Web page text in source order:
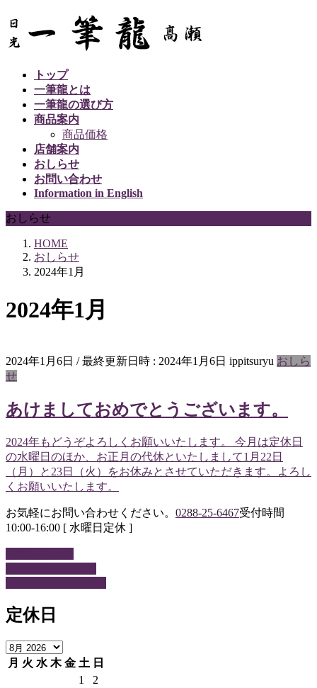
コ
ン
テ
ナ
ビ
ゲ
トップ
一筆龍とは
一筆龍の選び方
商品案内
商品価格
店舗案内
おしらせ
お問い合わせ
Information in English
おしらせ
HOME
おしらせ
2024年1月
2024年1月
2024年1月6日 / 最終更新日時 : 2024年1月6日 ippitsuryu おしら
せ
あけましておめでとうございます。
2024年もどうぞよろしくお願いいたします。 今月は定休日
の水曜日のほか、お正月の代休といたしまして1月22日
（月）と23日（火）をお休みとさせていただきます。よろし
くお願いいたします。
お気軽にお問い合わせください。 0288-25-6467受付時間
10:00-16:00 [ 水曜日定休 ]
定休日
月 火 水 木 金 土 日
1
2